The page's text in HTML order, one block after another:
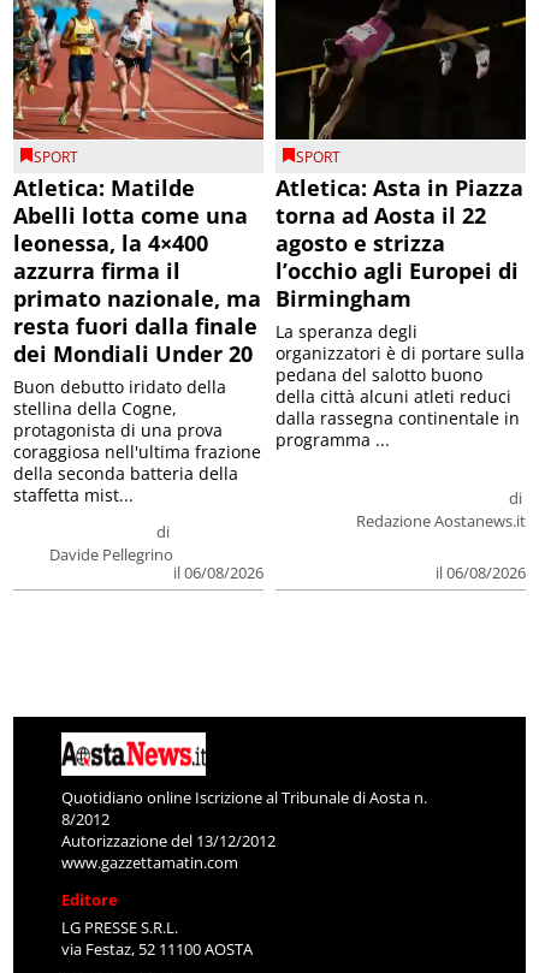
SPORT
Atletica: Matilde
Abelli lotta come una
leonessa, la 4×400
azzurra firma il
primato nazionale, ma
resta fuori dalla finale
dei Mondiali Under 20
di
Davide Pellegrino
il 06/08/2026
Buon debutto iridato della
stellina della Cogne,
protagonista di una prova
coraggiosa nell'ultima frazione
della seconda batteria della
staffetta mist...
SPORT
Atletica: Asta in Piazza
torna ad Aosta il 22
agosto e strizza
l’occhio agli Europei di
Birmingham
di
Redazione Aostanews.it
il 06/08/2026
La speranza degli
organizzatori è di portare sulla
pedana del salotto buono
della città alcuni atleti reduci
dalla rassegna continentale in
programma ...
Quotidiano online Iscrizione al Tribunale di Aosta n.
8/2012
Autorizzazione del 13/12/2012
www.gazzettamatin.com
Editore
LG PRESSE S.R.L.
via Festaz, 52 11100 AOSTA